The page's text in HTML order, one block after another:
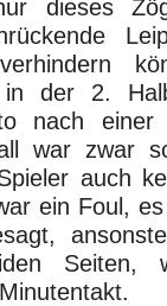
dieses
in der 2.
nach einer
war zwar
auch
ein Foul,
Seiten,